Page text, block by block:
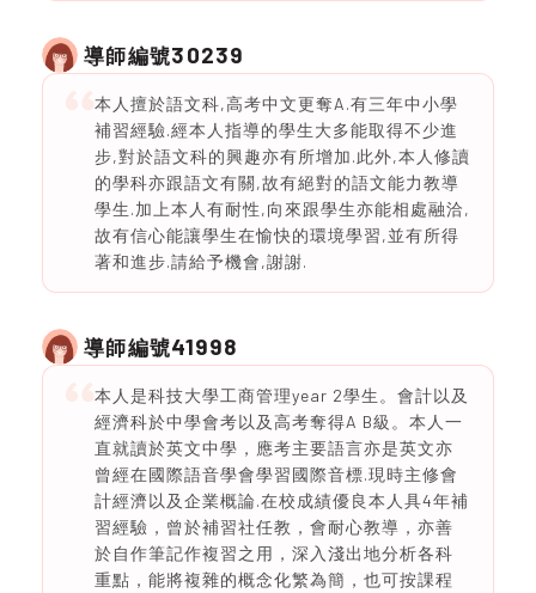
導師編號30239
本人擅於語文科,高考中文更奪A.有三年中小學
補習經驗.經本人指導的學生大多能取得不少進
步,對於語文科的興趣亦有所增加.此外,本人修讀
的學科亦跟語文有關,故有絕對的語文能力教導
學生.加上本人有耐性,向來跟學生亦能相處融洽,
故有信心能讓學生在愉快的環境學習,並有所得
著和進步.請給予機會,謝謝.
導師編號41998
本人是科技大學工商管理year 2學生。會計以及
經濟科於中學會考以及高考奪得A B級。本人一
直就讀於英文中學，應考主要語言亦是英文亦
曾經在國際語音學會學習國際音標.現時主修會
計經濟以及企業概論.在校成績優良本人具4年補
習經驗，曾於補習社任教，會耐心教導，亦善
於自作筆記作複習之用，深入淺出地分析各科
重點，能將複雜的概念化繁為簡，也可按課程